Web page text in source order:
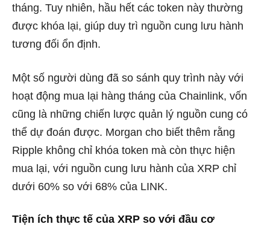
tháng. Tuy nhiên, hầu hết các token này thường
được khóa lại, giúp duy trì nguồn cung lưu hành
tương đối ổn định.
Một số người dùng đã so sánh quy trình này với
hoạt động mua lại hàng tháng của Chainlink, vốn
cũng là những chiến lược quản lý nguồn cung có
thể dự đoán được. Morgan cho biết thêm rằng
Ripple không chỉ khóa token mà còn thực hiện
mua lại, với nguồn cung lưu hành của XRP chỉ
dưới 60% so với 68% của LINK.
Tiện ích thực tế của XRP so với đầu cơ